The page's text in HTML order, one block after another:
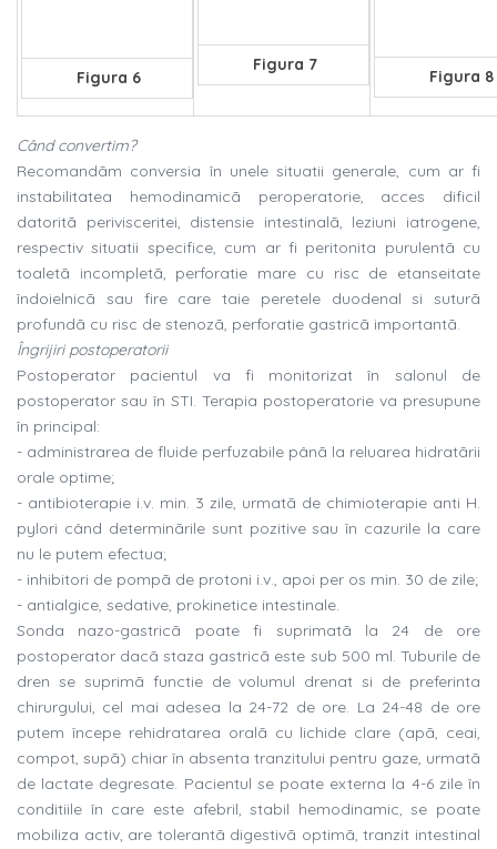
Figura 6
Figura 7
Figura 8
Când convertim?
Recomandãm conversia în unele situatii generale, cum ar fi
instabilitatea hemodinamicã peroperatorie, acces dificil
datoritã perivisceritei, distensie intestinalã, leziuni iatrogene,
respectiv situatii specifice, cum ar fi peritonita purulentã cu
toaletã incompletã, perforatie mare cu risc de etanseitate
îndoielnicã sau fire care taie peretele duodenal si suturã
profundã cu risc de stenozã, perforatie gastricã importantã.
Îngrijiri postoperatorii
Postoperator pacientul va fi monitorizat în salonul de
postoperator sau în STI. Terapia postoperatorie va presupune
în principal:
- administrarea de fluide perfuzabile pânã la reluarea hidratãrii
orale optime;
- antibioterapie i.v. min. 3 zile, urmatã de chimioterapie anti H.
pylori când determinãrile sunt pozitive sau în cazurile la care
nu le putem efectua;
- inhibitori de pompã de protoni i.v., apoi per os min. 30 de zile;
- antialgice, sedative, prokinetice intestinale.
Sonda nazo-gastricã poate fi suprimatã la 24 de ore
postoperator dacã staza gastricã este sub 500 ml. Tuburile de
dren se suprimã functie de volumul drenat si de preferinta
chirurgului, cel mai adesea la 24-72 de ore. La 24-48 de ore
putem începe rehidratarea oralã cu lichide clare (apã, ceai,
compot, supã) chiar în absenta tranzitului pentru gaze, urmatã
de lactate degresate. Pacientul se poate externa la 4-6 zile în
conditiile în care este afebril, stabil hemodinamic, se poate
mobiliza activ, are tolerantã digestivã optimã, tranzit intestinal